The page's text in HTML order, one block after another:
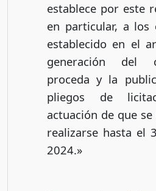
establece por este
en particular, a los
establecido en el
generación del
proceda y la
pliegos de
actuación de que
realizarse hasta el
2024.»